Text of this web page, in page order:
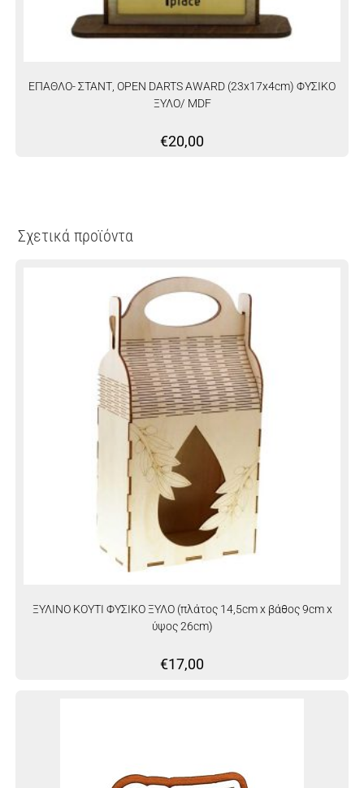
ΕΠΑΘΛΟ- ΣΤΑΝΤ, OPEN DARTS AWARD (23x17x4cm) ΦΥΣΙΚΟ
ΞΥΛΟ/ MDF
€20,00
Σχετικά προϊόντα
ΞΥΛΙΝΟ ΚΟΥΤΙ ΦΥΣΙΚΟ ΞΥΛΟ (πλάτος 14,5cm x βάθος 9cm x
ύψος 26cm)
€17,00